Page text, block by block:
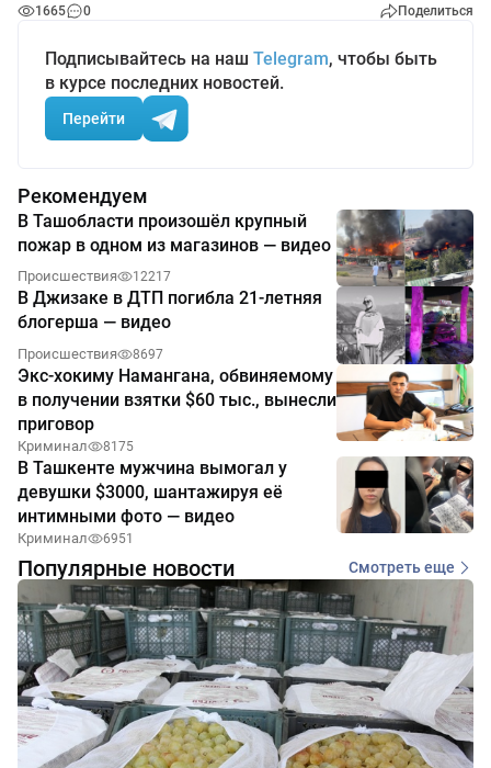
1665 0 Поделиться
Подписывайтесь на наш Telegram, чтобы быть
в курсе последних новостей.
Перейти
Рекомендуем
В Ташобласти произошёл крупный
пожар в одном из магазинов — видео
Происшествия 12217
В Джизаке в ДТП погибла 21-летняя
блогерша — видео
Происшествия 8697
Экс-хокиму Намангана, обвиняемому
в получении взятки $60 тыс., вынесли
приговор
Криминал 8175
В Ташкенте мужчина вымогал у
девушки $3000, шантажируя её
интимными фото — видео
Криминал 6951
Популярные новости Смотреть еще